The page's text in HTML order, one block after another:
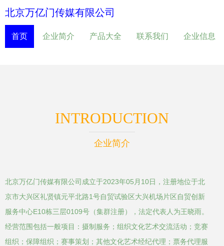
北京万亿门传媒有限公司
首页 企业简介 产品大全 联系我们 企业信息
INTRODUCTION
企业简介
北京万亿门传媒有限公司成立于2023年05月10日，注册地位于北
京市大兴区礼贤镇元平北路1号自贸试验区大兴机场片区自贸创新
服务中心E10栋三层0109号（集群注册），法定代表人为王晓雨。
经营范围包括一般项目：摄制服务；组织文化艺术交流活动；竞赛
组织；保障组织；赛事策划；其他文化艺术经纪代理；票务代理服